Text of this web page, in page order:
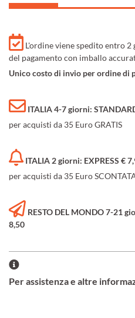
L'ordine viene spedito entro
del pagamento con imballo
Unico costo di invio per ordine di
ITALIA 4-7 giorni:
per acquisti da 35 Euro GRATIS
ITALIA 2 giorni: EXPRESS €
per acquisti da 35 Euro
RESTO DEL MONDO 7-21
8,50
Per assistenza e altre